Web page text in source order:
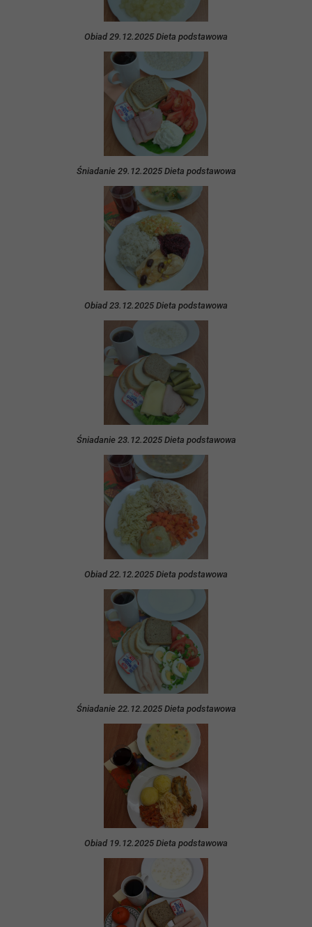
Obiad 29.12.2025 Dieta podstawowa
Śniadanie 29.12.2025 Dieta podstawowa
Obiad 23.12.2025 Dieta podstawowa
Śniadanie 23.12.2025 Dieta podstawowa
Obiad 22.12.2025 Dieta podstawowa
Śniadanie 22.12.2025 Dieta podstawowa
Obiad 19.12.2025 Dieta podstawowa